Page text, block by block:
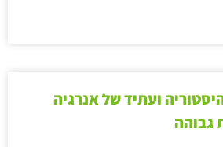
ועתיד של אנרגיה
גבוהה